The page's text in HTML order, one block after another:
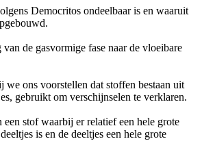
Democritos ondeelbaar is en waaruit
van de gasvormige fase naar de vloeibare
we ons voorstellen dat stoffen bestaan uit
gebruikt om verschijnselen te verklaren.
een stof waarbij er relatief een hele grote
is en de deeltjes een hele grote